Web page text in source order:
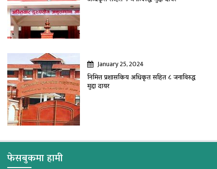
January 25, 2024
निमित्त प्रशासकिय अधिकृत सहित ८ जनाविरुद्ध
मुद्दा दायर
फेसबुकमा हामी